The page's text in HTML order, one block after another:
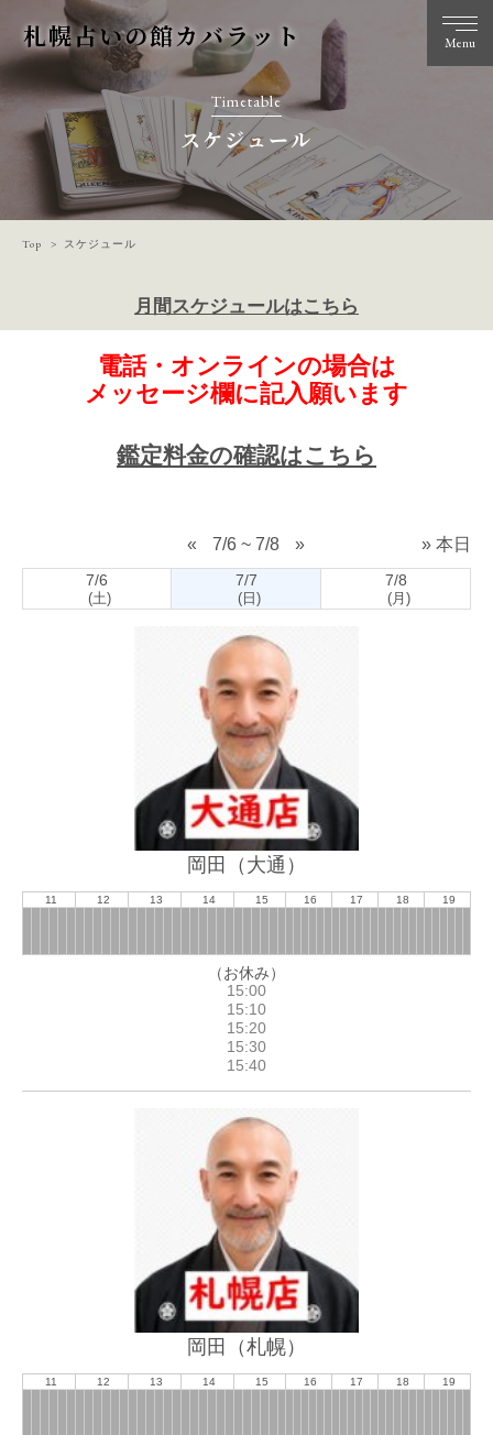
札幌占いの館カバラット Menu
Timetable
スケジュール
Top スケジュール
月間スケジュールはこちら
電話・オンラインの場合は
メッセージ欄に記入願います
鑑定料金の確認はこちら
« 7/6 ~ 7/8 » » 本日
7/6
(土)
7/7
(日)
7/8
(月)
岡田（大通）
11 12 13 14 15 16 17 18 19
（お休み）
岡田（札幌）
11 12 13 14 15 16 17 18 19